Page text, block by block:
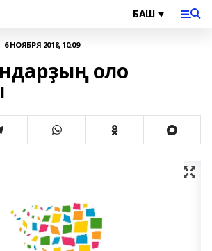
6 НОЯБРЯ 2018, 10:09
оло